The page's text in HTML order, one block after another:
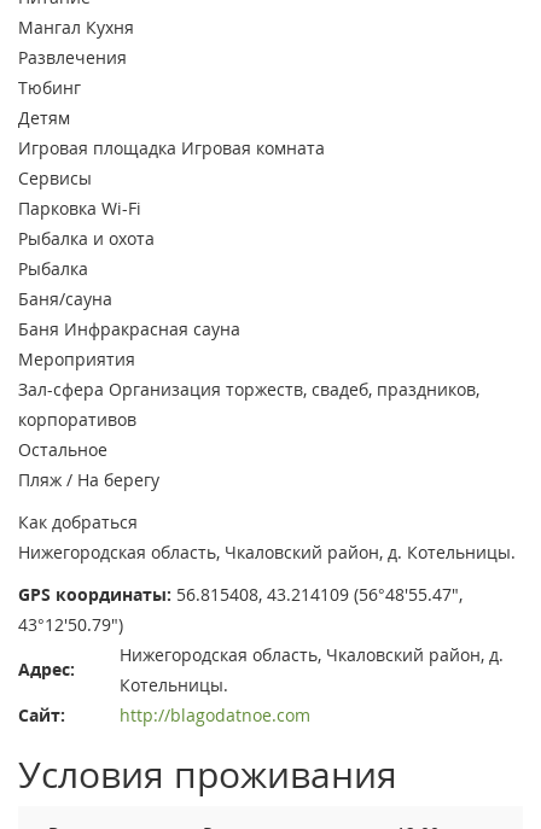
Мангал Кухня
Развлечения
Тюбинг
Детям
Игровая площадка Игровая комната
Сервисы
Парковка Wi-Fi
Рыбалка и охота
Рыбалка
Баня/сауна
Баня Инфракрасная сауна
Мероприятия
Зал-сфера Организация торжеств, свадеб, праздников,
корпоративов
Остальное
Пляж / На берегу
Как добраться
Нижегородская область, Чкаловский район, д. Котельницы.
GPS координаты: 56.815408, 43.214109 (56°48'55.47",
43°12'50.79")
Адрес:
Нижегородская область, Чкаловский район, д.
Котельницы.
Сайт:
http://blagodatnoe.com
Условия проживания